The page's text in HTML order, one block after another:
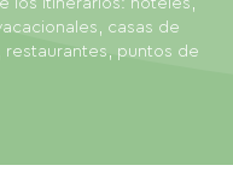
los itinerarios: hoteles,
casas de
puntos de